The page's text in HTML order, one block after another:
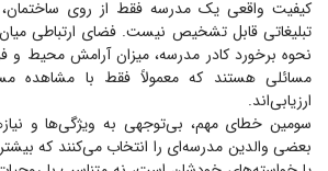
کیفیت واقعی یک مدرسه فقط از روی ساختمان،
تبلیغاتی قابل تشخیص نیست. فضای ارتباطی
نحوه برخورد کادر مدرسه، میزان آرامش محیط و
مسائلی هستند که معمولاً فقط با مشاهده
ارزیابی‌اند.
سومین خطای مهم، بی‌توجهی به ویژگی‌ها و
بعضی والدین مدرسه‌ای را انتخاب می‌کنند که بیشتر